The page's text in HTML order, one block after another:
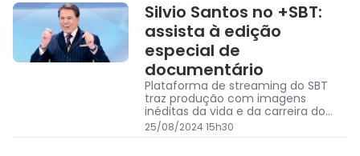
Silvio Santos no +SBT:
assista à edição
especial de
documentário
Plataforma de streaming do SBT
traz produção com imagens
inéditas da vida e da carreira do
apresentador, morto no último dia
25/08/2024 15h30